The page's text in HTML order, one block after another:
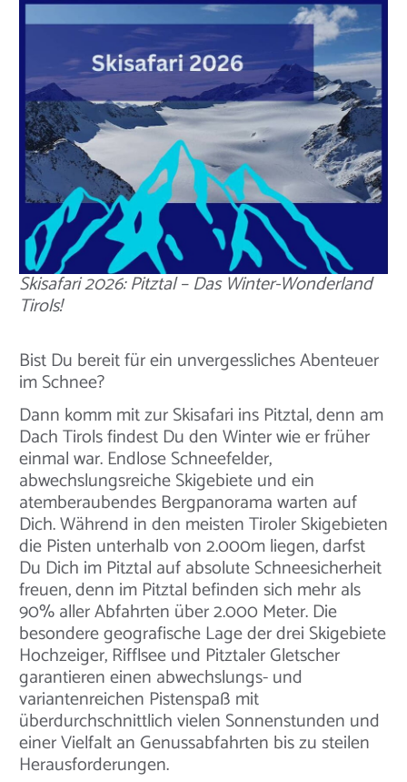
Skisafari 2026: Pitztal – Das Winter-Wonderland
Tirols!
Bist Du bereit für ein unvergessliches Abenteuer
im Schnee?
Dann komm mit zur Skisafari ins Pitztal, denn am
Dach Tirols findest Du den Winter wie er früher
einmal war. Endlose Schneefelder,
abwechslungsreiche Skigebiete und ein
atemberaubendes Bergpanorama warten auf
Dich. Während in den meisten Tiroler Skigebieten
die Pisten unterhalb von 2.000m liegen, darfst
Du Dich im Pitztal auf absolute Schneesicherheit
freuen, denn im Pitztal befinden sich mehr als
90% aller Abfahrten über 2.000 Meter. Die
besondere geografische Lage der drei Skigebiete
Hochzeiger, Rifflsee und Pitztaler Gletscher
garantieren einen abwechslungs- und
variantenreichen Pistenspaß mit
überdurchschnittlich vielen Sonnenstunden und
einer Vielfalt an Genussabfahrten bis zu steilen
Herausforderungen.